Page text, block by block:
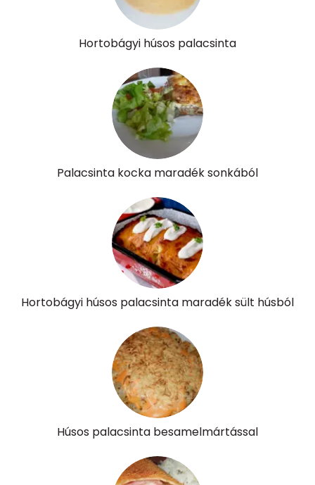
Hortobágyi húsos palacsinta
Palacsinta kocka maradék sonkából
Hortobágyi húsos palacsinta maradék sült húsból
Húsos palacsinta besamelmártással